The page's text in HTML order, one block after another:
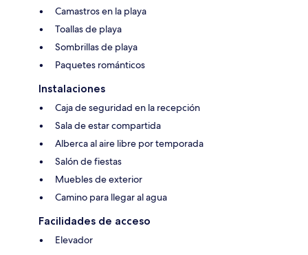
Camastros en la playa
Toallas de playa
Sombrillas de playa
Paquetes románticos
Instalaciones
Caja de seguridad en la recepción
Sala de estar compartida
Alberca al aire libre por temporada
Salón de fiestas
Muebles de exterior
Camino para llegar al agua
Facilidades de acceso
Elevador